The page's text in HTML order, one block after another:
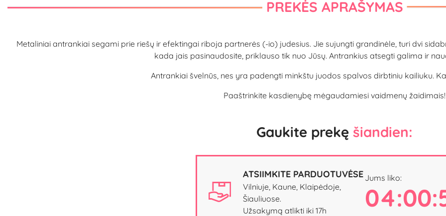
PREKĖS APRAŠYMAS
Metaliniai antrankiai segami prie riešų ir efektingai riboja partnerės (-io) judesius. Jie sujungti grandinėle, turi dvi
kada jais pasinaudosite, priklauso tik nuo Jūsų. Antrankius atsegti galima ir
Antrankiai švelnūs, nes yra padengti minkštu juodos spalvos dirbtiniu kailiuku.
Paaštrinkite kasdienybę mėgaudamiesi vaidmenų žaidimais!
Gaukite prekę šiandien:
ATSIIMKITE PARDUOTUVĖSE
Vilniuje, Kaune, Klaipėdoje,
Šiauliuose.
Užsakymą atlikti iki 17h
Jums liko: